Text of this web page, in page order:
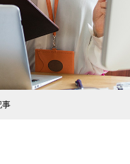
事